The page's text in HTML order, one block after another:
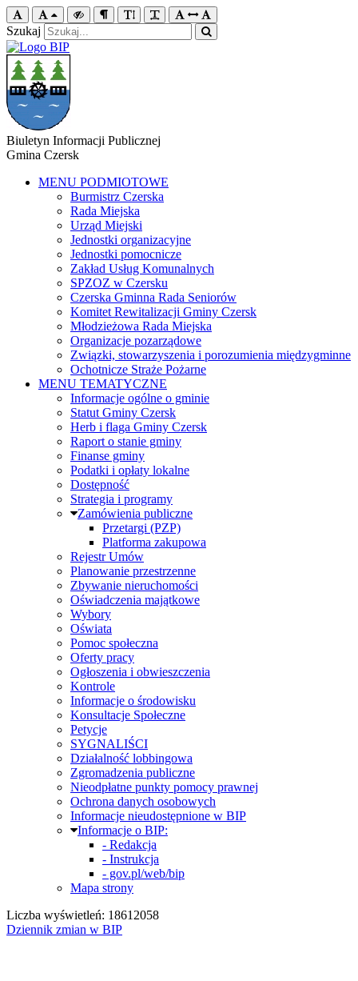
Szukaj
Biuletyn Informacji Publicznej
Gmina Czersk
MENU PODMIOTOWE
Burmistrz Czerska
Rada Miejska
Urząd Miejski
Jednostki organizacyjne
Jednostki pomocnicze
Zakład Usług Komunalnych
SPZOZ w Czersku
Czerska Gminna Rada Seniorów
Komitet Rewitalizacji Gminy Czersk
Młodzieżowa Rada Miejska
Organizacje pozarządowe
Związki, stowarzyszenia i porozumienia międzygminne
Ochotnicze Straże Pożarne
MENU TEMATYCZNE
Informacje ogólne o gminie
Statut Gminy Czersk
Herb i flaga Gminy Czersk
Raport o stanie gminy
Finanse gminy
Podatki i opłaty lokalne
Dostępność
Strategia i programy
Zamówienia publiczne
Przetargi (PZP)
Platforma zakupowa
Rejestr Umów
Planowanie przestrzenne
Zbywanie nieruchomości
Oświadczenia majątkowe
Wybory
Oświata
Pomoc społeczna
Oferty pracy
Ogłoszenia i obwieszczenia
Kontrole
Informacje o środowisku
Konsultacje Społeczne
Petycje
SYGNALIŚCI
Działalność lobbingowa
Zgromadzenia publiczne
Nieodpłatne punkty pomocy prawnej
Ochrona danych osobowych
Informacje nieudostępnione w BIP
Informacje o BIP:
- Redakcja
- Instrukcja
- gov.pl/web/bip
Mapa strony
Liczba wyświetleń: 18612058
Dziennik zmian w BIP